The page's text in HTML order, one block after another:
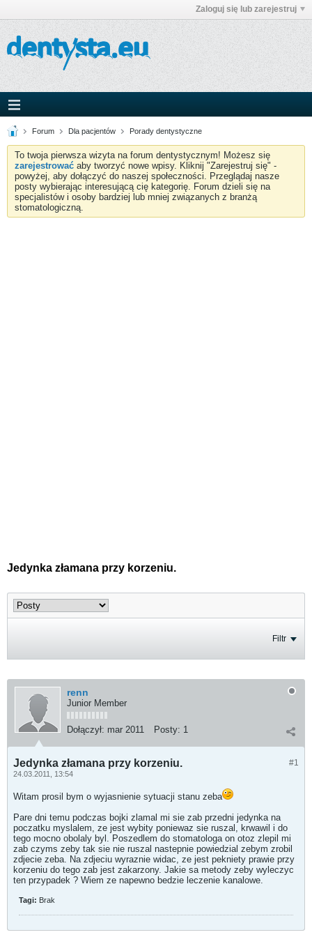
Zaloguj się lub zarejestruj
Forum Dla pacjentów Porady dentystyczne
To twoja pierwsza wizyta na forum dentystycznym! Możesz się
zarejestrować aby tworzyć nowe wpisy. Kliknij "Zarejestruj się" -
powyżej, aby dołączyć do naszej społeczności. Przeglądaj nasze
posty wybierając interesującą cię kategorię. Forum dzieli się na
specjalistów i osoby bardziej lub mniej związanych z branżą
stomatologiczną.
Jedynka złamana przy korzeniu.
Filtr
renn
Junior Member
Dołączył: mar 2011 Posty: 1
#1
Jedynka złamana przy korzeniu.
24.03.2011, 13:54
Witam prosil bym o wyjasnienie sytuacji stanu zeba
Pare dni temu podczas bojki zlamal mi sie zab przedni jedynka na
poczatku myslalem, ze jest wybity poniewaz sie ruszal, krwawil i do
tego mocno obolaly byl. Poszedlem do stomatologa on otoz zlepil mi
zab czyms zeby tak sie nie ruszal nastepnie powiedzial zebym zrobil
zdjecie zeba. Na zdjeciu wyraznie widac, ze jest pekniety prawie przy
korzeniu do tego zab jest zakarzony. Jakie sa metody zeby wyleczyc
ten przypadek ? Wiem ze napewno bedzie leczenie kanalowe.
Tagi: Brak